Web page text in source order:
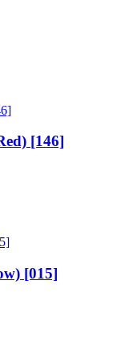
[146]
[015]